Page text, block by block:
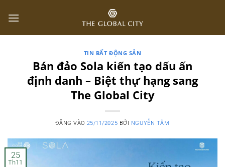
qua
TIN BẤT ĐỘNG SẢN
Bán đảo Sola kiến tạo dấu ấn
định danh – Biệt thự hạng sang
The Global City
ĐĂNG VÀO 25/11/2025 BỞI NGUYỄN TÂM
25
Th11